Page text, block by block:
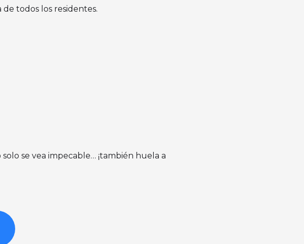
todos los residentes.
se vea impecable… ¡también huela a